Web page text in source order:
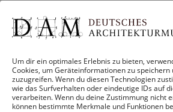
Um dir ein optimales Erlebnis zu bieten,
Cookies, um Geräteinformationen zu
zuzugreifen. Wenn du diesen Technologien
wie das Surfverhalten oder eindeutige IDs auf
verarbeiten. Wenn du deine Zustimmung nicht
können bestimmte Merkmale und Funktionen
Ausstellungen
Veranstaltungen
Architekturpreise
Publikationen